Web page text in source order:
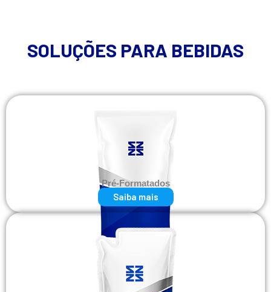
SOLUÇÕES PARA BEBIDAS
Pré-Formatados
Saiba mais